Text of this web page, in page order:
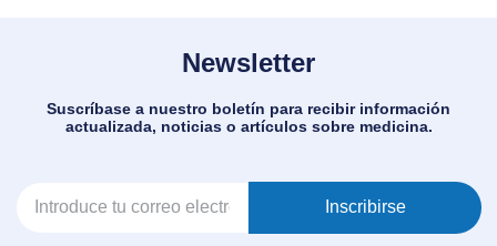
Newsletter
Suscríbase a nuestro boletín para recibir información
actualizada, noticias o artículos sobre medicina.
Inscribirse